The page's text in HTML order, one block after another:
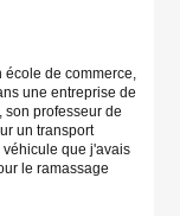
école de commerce,
une entreprise de
son professeur de
un transport
que j'avais
le ramassage